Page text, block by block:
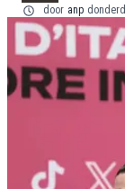
door anp